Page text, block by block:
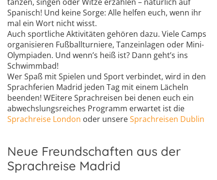
Spanisch! Und keine Sorge: Alle helfen euch, wenn ihr
mal ein Wort nicht wisst.
Auch sportliche Aktivitäten gehören dazu. Viele Camps
organisieren Fußballturniere, Tanzeinlagen oder Mini-
Olympiaden. Und wenn’s heiß ist? Dann geht’s ins
Schwimmbad!
Wer Spaß mit Spielen und Sport verbindet, wird in den
Sprachferien Madrid jeden Tag mit einem Lächeln
beenden! WEitere Sprachreisen bei denen euch ein
abwechslungsreiches Programm erwartet ist die
Sprachreise London oder unsereSprachreisen Dublin
Neue Freundschaften aus der
Sprachreise Madrid